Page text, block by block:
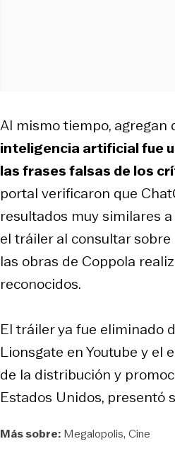
Al mismo tiempo, agregan
inteligencia artificial fue
las frases falsas de los
portal verificaron que
resultados muy similares
el tráiler al consultar
las obras de Coppola
reconocidos.
El tráiler ya fue eliminado
Lionsgate en Youtube y el
de la distribución y
Estados Unidos, presentó
Más sobre: Megalopolis Cine